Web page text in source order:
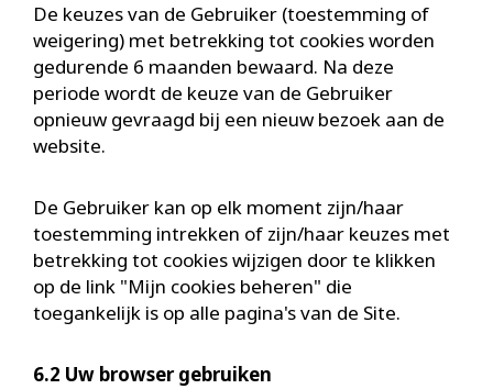
De keuzes van de Gebruiker (toestemming of
weigering) met betrekking tot cookies worden
gedurende 6 maanden bewaard. Na deze
periode wordt de keuze van de Gebruiker
opnieuw gevraagd bij een nieuw bezoek aan de
website.
De Gebruiker kan op elk moment zijn/haar
toestemming intrekken of zijn/haar keuzes met
betrekking tot cookies wijzigen door te klikken
op de link "Mijn cookies beheren" die
toegankelijk is op alle pagina's van de Site.
6.2 Uw browser gebruiken